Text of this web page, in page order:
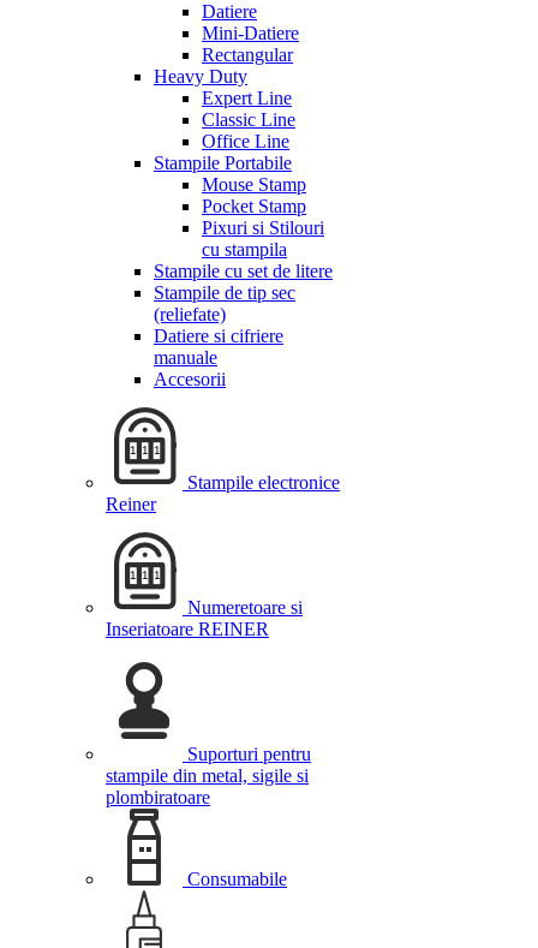
Datiere
Mini-Datiere
Rectangular
Heavy Duty
Expert Line
Classic Line
Office Line
Stampile Portabile
Mouse Stamp
Pocket Stamp
Pixuri si Stilouri
cu stampila
Stampile cu set de litere
Stampile de tip sec
(reliefate)
Datiere si cifriere
manuale
Accesorii
Stampile electronice
Reiner
Numeretoare si
Inseriatoare REINER
Suporturi pentru
stampile din metal, sigile si
plombiratoare
Consumabile